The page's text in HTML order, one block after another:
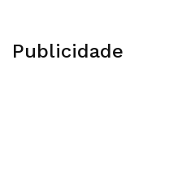
Publicidade